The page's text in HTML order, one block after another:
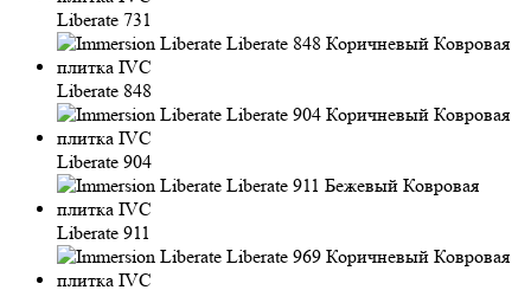
Liberate 731
Liberate 848
Liberate 904
Liberate 911